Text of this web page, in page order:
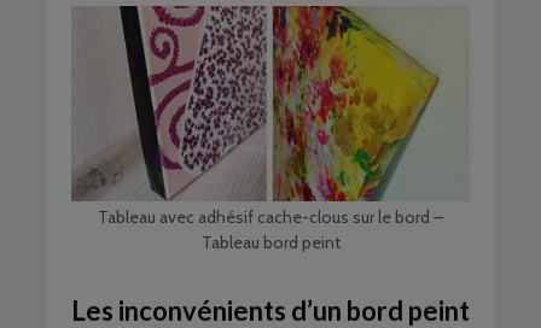
Tableau avec adhésif cache-clous sur le bord –
Tableau bord peint
Les inconvénients d’un bord peint